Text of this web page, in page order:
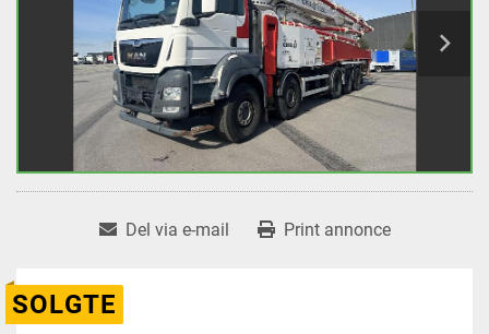
Del via e-mail Print annonce
SOLGTE